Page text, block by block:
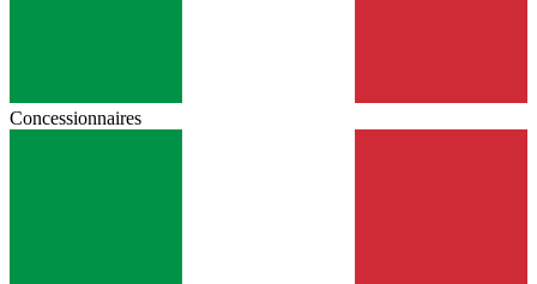
Concessionnaires